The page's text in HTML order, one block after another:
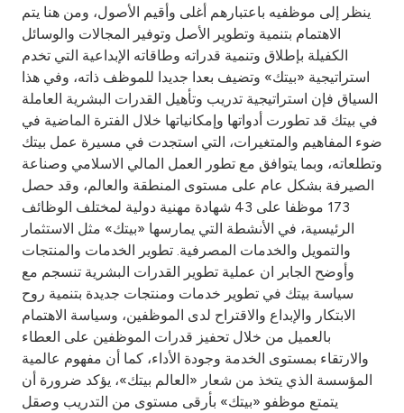
ينظر إلى موظفيه باعتبارهم أغلى وأقيم الأصول، ومن هنا يتم
الاهتمام بتنمية وتطوير الأصل وتوفير المجالات والوسائل
الكفيلة بإطلاق وتنمية قدراته وطاقاته الإبداعية التي تخدم
استراتيجية «بيتك» وتضيف بعدا جديدا للموظف ذاته، وفي هذا
السياق فإن استراتيجية تدريب وتأهيل القدرات البشرية العاملة
في بيتك قد تطورت أدواتها وإمكانياتها خلال الفترة الماضية في
ضوء المفاهيم والمتغيرات، التي استجدت في مسيرة عمل بيتك
وتطلعاته، وبما يتوافق مع تطور العمل المالي الاسلامي وصناعة
الصيرفة بشكل عام على مستوى المنطقة والعالم، وقد حصل
173 موظفا على 43 شهادة مهنية دولية لمختلف الوظائف
الرئيسية، في الأنشطة التي يمارسها «بيتك» مثل الاستثمار
والتمويل والخدمات المصرفية. تطوير الخدمات والمنتجات
وأوضح الجابر ان عملية تطوير القدرات البشرية تنسجم مع
سياسة بيتك في تطوير خدمات ومنتجات جديدة بتنمية روح
الابتكار والإبداع والاقتراح لدى الموظفين، وسياسة الاهتمام
بالعميل من خلال تحفيز قدرات الموظفين على العطاء
والارتقاء بمستوى الخدمة وجودة الأداء، كما أن مفهوم عالمية
المؤسسة الذي يتخذ من شعار «العالم بيتك»، يؤكد ضرورة أن
يتمتع موظفو «بيتك» بأرقى مستوى من التدريب وصقل